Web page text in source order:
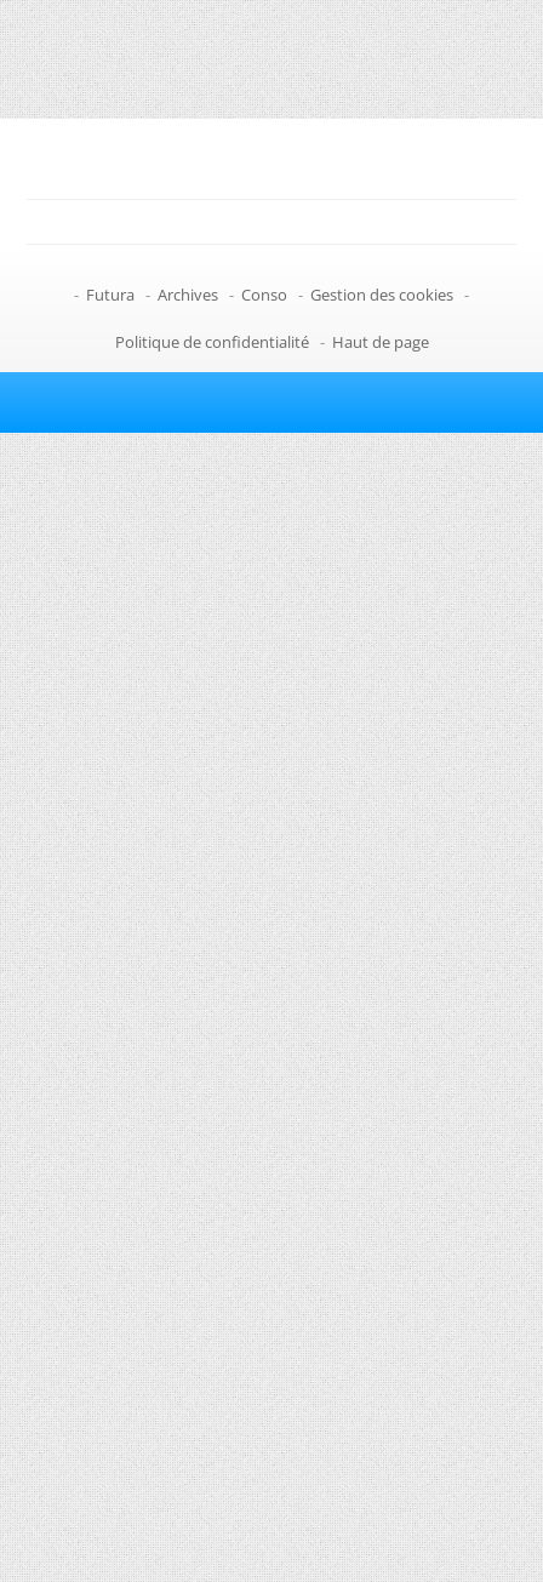
- Futura - Archives - Conso - Gestion des cookies -
Politique de confidentialité - Haut de page